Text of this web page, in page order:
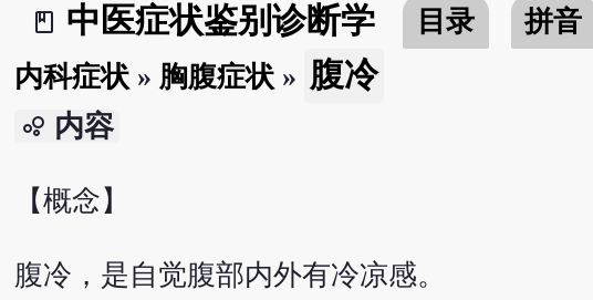
book_2
中医症状鉴别诊断学 目录 拼音
内科症状» 胸腹症状» 腹冷
bubble_chart 内容
【概念】
腹冷，是自觉腹部内外有冷凉感。